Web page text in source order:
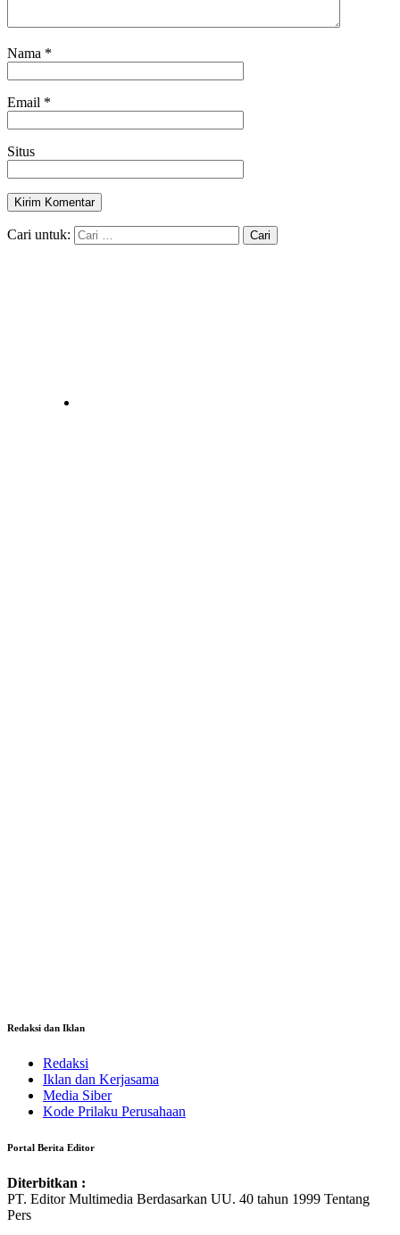
Nama *
Email *
Situs
Cari untuk:
Redaksi dan Iklan
Redaksi
Iklan dan Kerjasama
Media Siber
Kode Prilaku Perusahaan
Portal Berita Editor
Diterbitkan :
PT. Editor Multimedia Berdasarkan UU. 40 tahun 1999 Tentang
Pers